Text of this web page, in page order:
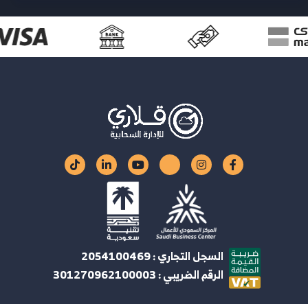
السجل التجاري : 2054100469
الرقم الضريبي : 301270962100003